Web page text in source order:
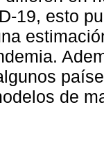
19, esto
de